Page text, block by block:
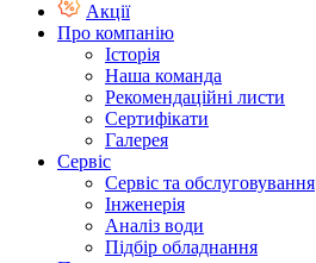
Акції
Про компанію
Історія
Наша команда
Рекомендаційні листи
Сертифікати
Галерея
Сервіс
Сервіс та обслуговування
Інженерія
Аналіз води
Підбір обладнання